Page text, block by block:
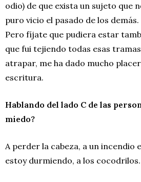
odio) de que exista un sujeto que
puro vicio el pasado de los
Pero fíjate que pudiera estar
que fui tejiendo todas esas
atrapar, me ha dado mucho
escritura.
Hablando del lado C de las
miedo?
A perder la cabeza, a un incendio
estoy durmiendo, a los